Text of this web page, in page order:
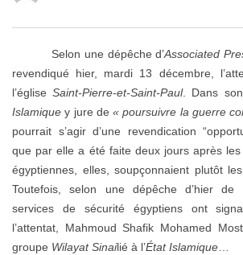
Selon une dépêche d’Associated
revendiqué hier, mardi 13 décembre,
l’égliseSaint-Pierre-et-Saint-Paul. Dans
Islamiquey jure de « poursuivre la guerre
pourrait s’agir d’une revendication
que par elle a été faite deux jours après
égyptiennes, elles, soupçonnaient plutôt les
Toutefois, selon une dépêche d’hier de
services de sécurité égyptiens ont
l’attentat, Mahmoud Shafik Mohamed
groupe Wilayat Sinailié à l’État Islamique…